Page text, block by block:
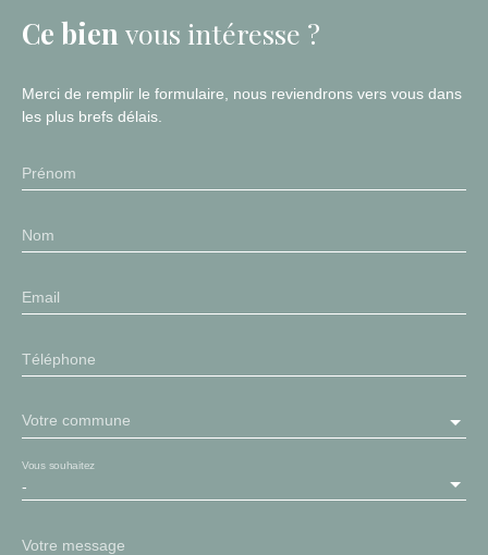
Ce bien vous intéresse ?
Merci de remplir le formulaire, nous reviendrons vers vous dans
les plus brefs délais.
Prénom
Nom
Email
Téléphone
Votre commune
-
Vous souhaitez
Votre message